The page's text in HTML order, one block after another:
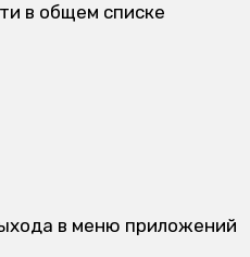
в общем списке
в меню приложений